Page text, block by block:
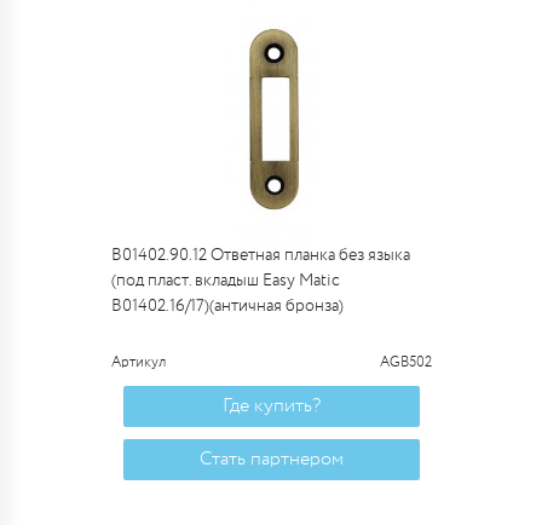
B01402.90.12 Ответная планка без языка
(под пласт. вкладыш Easy Matic
B01402.16/17)(античная бронза)
Артикул AGB502
Где купить?
Стать партнером